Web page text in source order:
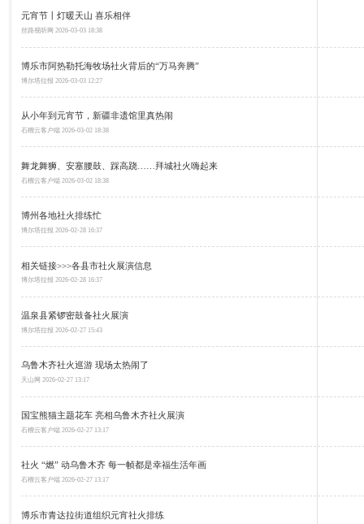
元宵节丨灯暖天山 喜乐相伴
丝路视听网2026-03-03 18:38
博乐市阿热勒托海牧场社火背后的“万马奔腾”
博尔塔拉报2026-03-03 12:27
从小年到元宵节，新疆非遗馆里真热闹
石榴云客户端2026-03-02 18:38
舞龙舞狮、安塞腰鼓、踩高跷……拜城社火嗨起来
石榴云客户端2026-03-02 18:38
博州各地社火排练忙
博尔塔拉报2026-02-28 16:37
相关链接>>>各县市社火展演信息
博尔塔拉报2026-02-28 16:37
温泉县紧锣密鼓备社火展演
博尔塔拉报2026-02-27 15:43
乌鲁木齐社火巡游 现场太热闹了
天山网2026-02-27 13:17
国宝熊猫主题花车 亮相乌鲁木齐社火展演
石榴云客户端2026-02-27 13:17
社火 “燃” 动乌鲁木齐 每一帧都是幸福生活年画
石榴云客户端2026-02-27 13:17
博乐市青达拉街道组织元宵社火排练